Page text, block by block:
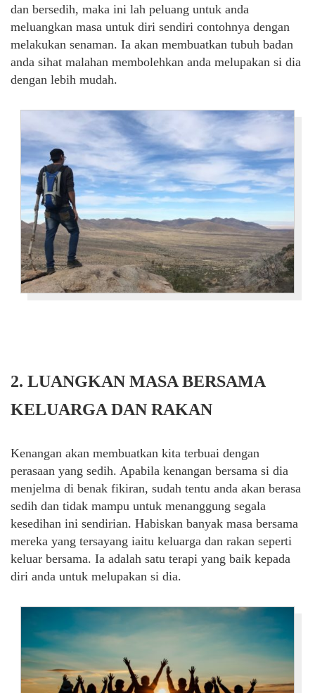
dan bersedih, maka ini lah peluang untuk anda
meluangkan masa untuk diri sendiri contohnya dengan
melakukan senaman. Ia akan membuatkan tubuh badan
anda sihat malahan membolehkan anda melupakan si dia
dengan lebih mudah.
2. LUANGKAN MASA BERSAMA
KELUARGA DAN RAKAN
Kenangan akan membuatkan kita terbuai dengan
perasaan yang sedih. Apabila kenangan bersama si dia
menjelma di benak fikiran, sudah tentu anda akan berasa
sedih dan tidak mampu untuk menanggung segala
kesedihan ini sendirian. Habiskan banyak masa bersama
mereka yang tersayang iaitu keluarga dan rakan seperti
keluar bersama. Ia adalah satu terapi yang baik kepada
diri anda untuk melupakan si dia.